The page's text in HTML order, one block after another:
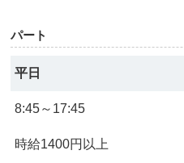
パート
平日
8:45～17:45
時給1400円以上